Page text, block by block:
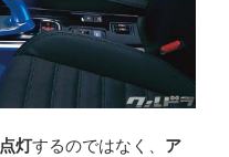
点灯するのではなく、 ア